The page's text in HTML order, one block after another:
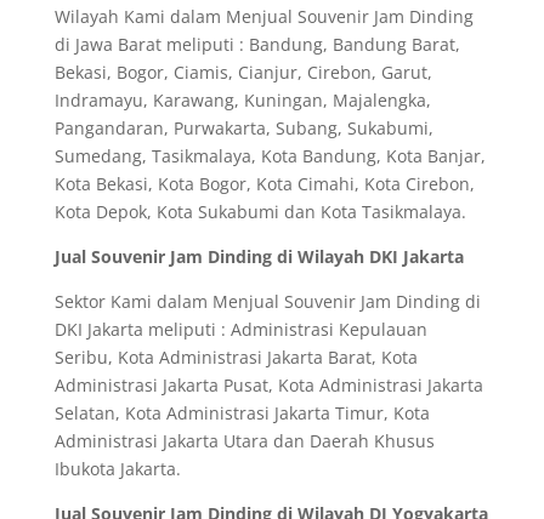
Wilayah Kami dalam Menjual Souvenir Jam Dinding
di Jawa Barat meliputi : Bandung, Bandung Barat,
Bekasi, Bogor, Ciamis, Cianjur, Cirebon, Garut,
Indramayu, Karawang, Kuningan, Majalengka,
Pangandaran, Purwakarta, Subang, Sukabumi,
Sumedang, Tasikmalaya, Kota Bandung, Kota Banjar,
Kota Bekasi, Kota Bogor, Kota Cimahi, Kota Cirebon,
Kota Depok, Kota Sukabumi dan Kota Tasikmalaya.
Jual Souvenir Jam Dinding di Wilayah DKI Jakarta
Sektor Kami dalam Menjual Souvenir Jam Dinding di
DKI Jakarta meliputi : Administrasi Kepulauan
Seribu, Kota Administrasi Jakarta Barat, Kota
Administrasi Jakarta Pusat, Kota Administrasi Jakarta
Selatan, Kota Administrasi Jakarta Timur, Kota
Administrasi Jakarta Utara dan Daerah Khusus
Ibukota Jakarta.
Jual Souvenir Jam Dinding di Wilayah DI Yogyakarta